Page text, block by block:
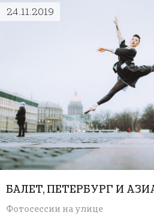
24.11.2019
БАЛЕТ, ПЕТЕРБУРГ И
Фотосессии на улице